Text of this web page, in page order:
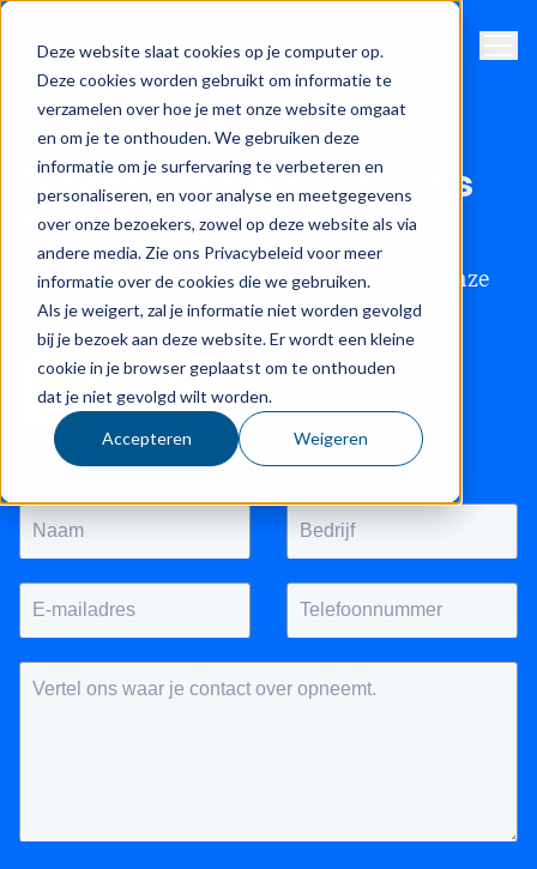
Deze website slaat cookies op je computer op.
Deze cookies worden gebruikt om informatie te
verzamelen over hoe je met onze website omgaat
en om je te onthouden. We gebruiken deze
informatie om je surfervaring te verbeteren en
personaliseren, en voor analyse en meetgegevens
over onze bezoekers, zowel op deze website als via
andere media. Zie ons Privacybeleid voor meer
informatie over de cookies die we gebruiken.
Als je weigert, zal je informatie niet worden gevolgd
bij je bezoek aan deze website. Er wordt een kleine
cookie in je browser geplaatst om te onthouden
dat je niet gevolgd wilt worden.
Accepteren Weigeren
Support
Contact
Neem contact met ons
op
Heb je een vraag of wil je meer weten over onze
oplossingen? We denken graag met je mee!
E-mail sturen